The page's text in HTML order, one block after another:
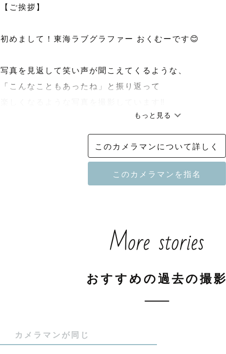
【ご挨拶】
初めまして！東海ラブグラファー おくむーです😊
写真を見返して笑い声が聞こえてくるような、
「こんなこともあったね」と振り返って
写真を撮影するということももちろんですが
その記念日が楽しい思い出になるよう
皆様と共に思い出つくりをお手伝いいたします📸
バースデーフォト、ナチュラルニューボン、マタニティ
フォトスタジオの経験がある為
もっと見る
このカメラマンについて詳しく
More stories
おすすめの過去の撮影
カメラマンが同じ